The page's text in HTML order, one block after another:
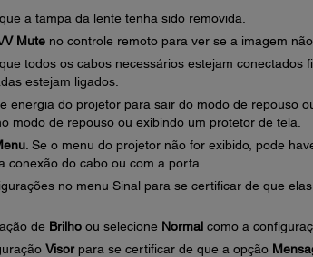
a tampa da lente tenha sido removida.
V Muteno controle remoto para ver se a imagem
todos os cabos necessários estejam conectados
estejam ligados.
energia do projetor para sair do modo de repouso
modo de repouso ou exibindo um protetor de tela.
. Se o menu do projetor não for exibido, pode
conexão do cabo ou com a porta.
no menu Sinal para se certificar de que
de Brilhoou selecione Normalcomo a
Visorpara se certificar de que a opção